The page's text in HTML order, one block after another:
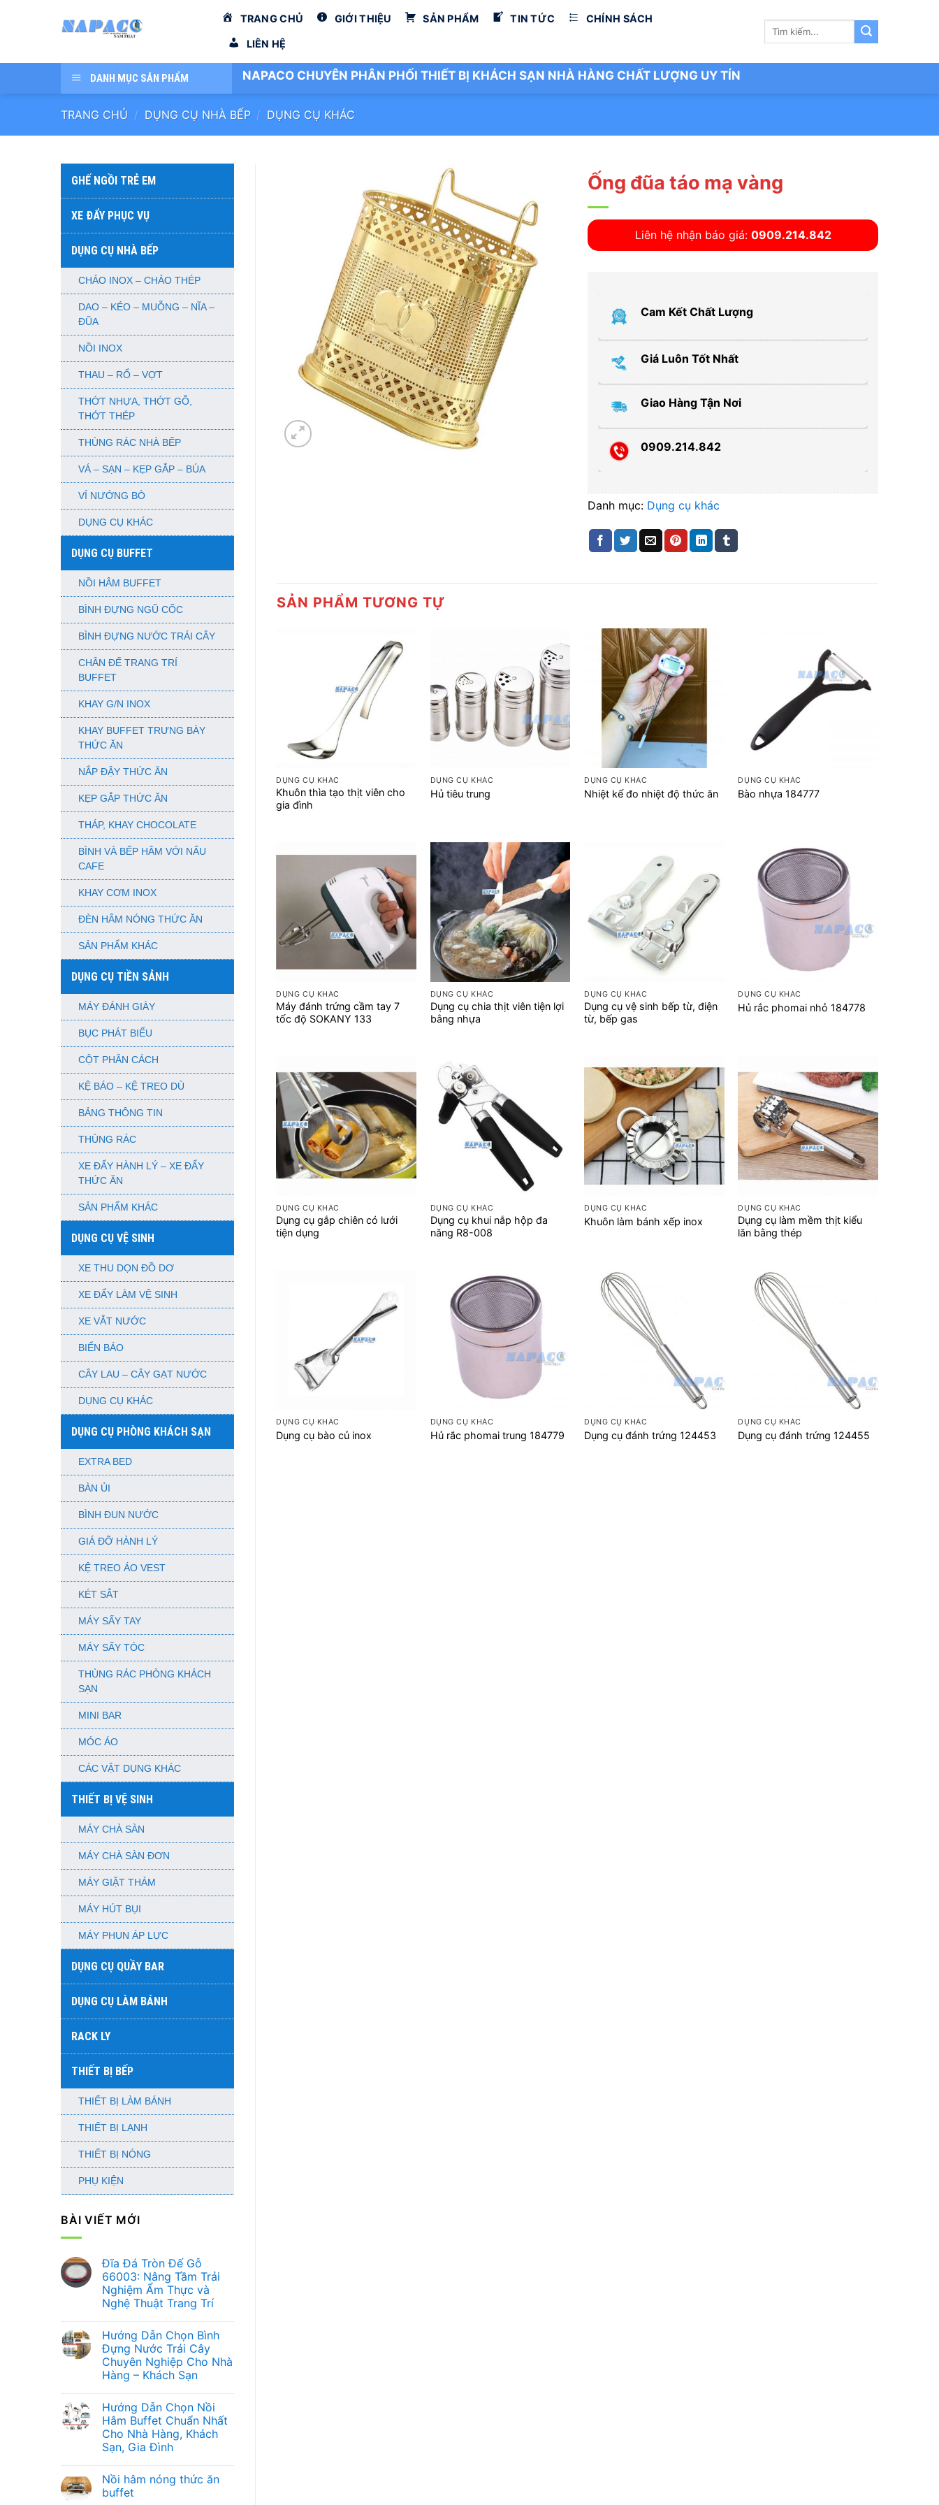
dung
TRANG CHỦ GIỚI THIỆU SẢN PHẨM TIN TỨC CHÍNH SÁCH
LIÊN HỆ
Tìm
DANH MỤC SẢN PHẨM NAPACO CHUYÊN PHÂN PHỐI THIẾT BỊ KHÁCH SẠN NHÀ HÀNG CHẤT LƯỢNG UY TÍN
TRANG CHỦ / DỤNG CỤ NHÀ BẾP / DỤNG CỤ KHÁC
GHẾ NGỒI TRẺ EM
XE ĐẨY PHỤC VỤ
DỤNG CỤ NHÀ BẾP
CHẢO INOX – CHẢO THÉP
DAO – KÉO – MUỖNG – NĨA –
ĐŨA
NỒI INOX
THAU – RỔ – VỢT
THỚT NHỰA, THỚT GỖ,
THỚT THÉP
THÙNG RÁC NHÀ BẾP
VÁ – SẠN – KẸP GẮP – BÚA
VỈ NƯỚNG BÒ
DỤNG CỤ KHÁC
DỤNG CỤ BUFFET
NỒI HÂM BUFFET
BÌNH ĐỰNG NGŨ CỐC
BÌNH ĐỰNG NƯỚC TRÁI CÂY
CHÂN ĐẾ TRANG TRÍ
BUFFET
KHAY G/N INOX
KHAY BUFFET TRƯNG BÀY
THỨC ĂN
NẮP ĐẬY THỨC ĂN
KẸP GẮP THỨC ĂN
THÁP, KHAY CHOCOLATE
BÌNH VÀ BẾP HÂM VỚI NẤU
CAFE
KHAY CƠM INOX
ĐÈN HÂM NÓNG THỨC ĂN
SẢN PHẨM KHÁC
DỤNG CỤ TIỀN SẢNH
MÁY ĐÁNH GIÀY
BỤC PHÁT BIỂU
CỘT PHÂN CÁCH
KỆ BÁO – KỆ TREO DÙ
BẢNG THÔNG TIN
THÙNG RÁC
XE ĐẨY HÀNH LÝ – XE ĐẨY
THỨC ĂN
SẢN PHẨM KHÁC
DỤNG CỤ VỆ SINH
XE THU DỌN ĐỒ DƠ
XE ĐẨY LÀM VỆ SINH
XE VẮT NƯỚC
BIỂN BÁO
CÂY LAU – CÂY GẠT NƯỚC
DỤNG CỤ KHÁC
DỤNG CỤ PHÒNG KHÁCH SẠN
EXTRA BED
BÀN ỦI
BÌNH ĐUN NƯỚC
GIÁ ĐỠ HÀNH LÝ
KỆ TREO ÁO VEST
KÉT SẮT
MÁY SẤY TAY
MÁY SẤY TÓC
THÙNG RÁC PHÒNG KHÁCH
SẠN
MINI BAR
MÓC ÁO
CÁC VẬT DỤNG KHÁC
THIẾT BỊ VỆ SINH
MÁY CHÀ SÀN
MÁY CHÀ SÀN ĐƠN
MÁY GIẶT THẢM
MÁY HÚT BỤI
MÁY PHUN ÁP LỰC
DỤNG CỤ QUẦY BAR
DỤNG CỤ LÀM BÁNH
RACK LY
THIẾT BỊ BẾP
THIẾT BỊ LÀM BÁNH
THIẾT BỊ LẠNH
THIẾT BỊ NÓNG
PHỤ KIỆN
BÀI VIẾT MỚI
Đĩa Đá Tròn Đế Gỗ
66003: Nâng Tầm Trải
Nghiệm Ẩm Thực và
Nghệ Thuật Trang Trí
bình
luận
ở
Đĩa
Đá
Tròn
66003:
Nâng
Tầm
Trải
Nghiệm
Ẩm
Nghệ
Thuật
Trang
Hướng Dẫn Chọn Bình
Đựng Nước Trái Cây
Chuyên Nghiệp Cho Nhà
Hàng – Khách Sạn
bình
luận
ở
Hướng
Dẫn
Chọn
Nước
Trái
Cây
Hướng Dẫn Chọn Nồi
Hâm Buffet Chuẩn Nhất
Cho Nhà Hàng, Khách
Sạn, Gia Đình
bình
luận
ở
Nồi hâm nóng thức ăn
buffet
Ống đũa táo mạ vàng
Liên hệ nhận báo giá: 0909.214.842
Cam Kết Chất Lượng
Giá Luôn Tốt Nhất
Giao Hàng Tận Nơi
0909.214.842
Danh mục: Dụng cụ khác
SẢN PHẨM TƯƠNG TỰ
+
DỤNG CỤ KHÁC
Khuôn thìa tạo thịt viên cho
gia đình
DỤNG CỤ KHÁC
Hủ tiêu trung
DỤNG CỤ KHÁC
Nhiệt kế đo nhiệt độ thức ăn
DỤNG CỤ KHÁC
Bào nhựa 184777
+
DỤNG CỤ KHÁC
Máy đánh trứng cầm tay 7
tốc độ SOKANY 133
+
DỤNG CỤ KHÁC
Dụng cụ chia thịt viên tiện lợi
bằng nhựa
DỤNG CỤ KHÁC
Dụng cụ vệ sinh bếp từ, điện
từ, bếp gas
DỤNG CỤ KHÁC
Hủ rắc phomai nhỏ 184778
DỤNG CỤ KHÁC
Dụng cụ gắp chiên có lưới
tiện dụng
DỤNG CỤ KHÁC
Dụng cụ khui nắp hộp đa
năng R8-008
+
DỤNG CỤ KHÁC
Khuôn làm bánh xếp inox
DỤNG CỤ KHÁC
Dụng cụ làm mềm thịt kiểu
lăn bằng thép
DỤNG CỤ KHÁC
Dụng cụ bào củ inox
DỤNG CỤ KHÁC
Hủ rắc phomai trung 184779
DỤNG CỤ KHÁC
Dụng cụ đánh trứng 124453
DỤNG CỤ KHÁC
Dụng cụ đánh trứng 124455